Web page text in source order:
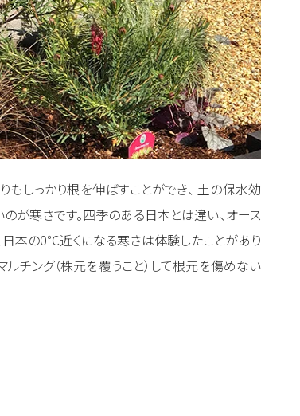
もしっかり根を伸ばすことができ、 土の保水効
が寒さです。四季のある日本とは違い、オース
本の0℃近くになる寒さは体験したことがあり
チング（株元を覆うこと）して根元を傷めない